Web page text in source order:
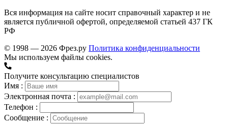
Вся информация на сайте носит справочный характер и не
является публичной офертой, определяемой статьей 437 ГК
РФ
© 1998 — 2026 Фрез.ру Политика конфиденциальности
Мы используем файлы cookies.
Получите консультацию специалистов
Имя :
Электронная почта :
Телефон :
Сообщение :